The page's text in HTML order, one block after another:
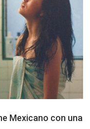
Mexicano con una